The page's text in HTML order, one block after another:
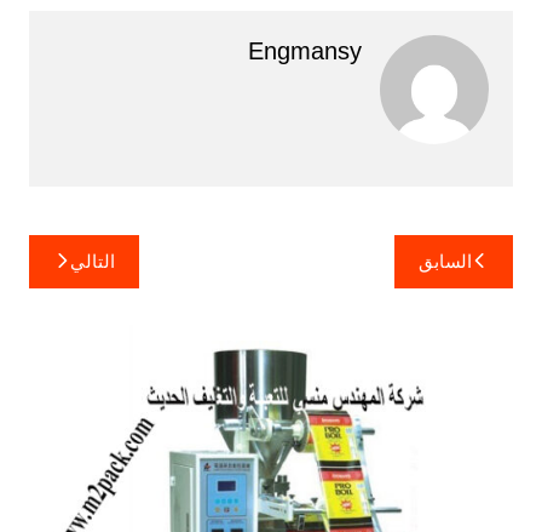
Engmansy
تصفّح
المقالات
السابق التالي